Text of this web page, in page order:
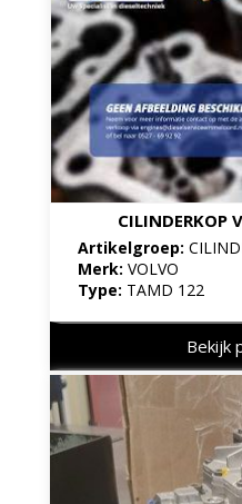
CILINDERKOP
Artikelgroep:
Merk: VOLVO
Type: TAMD 122
Bekijk